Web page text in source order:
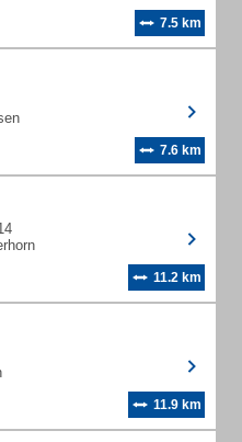
7.5 km
7.6 km
11.2 km
11.9 km